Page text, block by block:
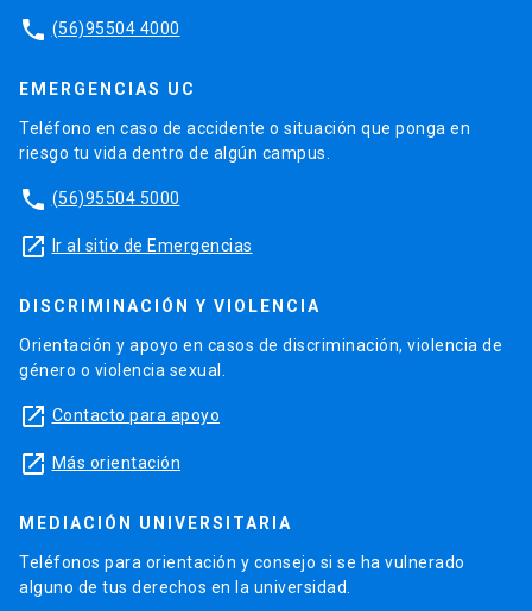
phone (56)95504 4000
EMERGENCIAS UC
Teléfono en caso de accidente o situación que ponga en
riesgo tu vida dentro de algún campus.
phone (56)95504 5000
launch Ir al sitio de Emergencias
DISCRIMINACIÓN Y VIOLENCIA
Orientación y apoyo en casos de discriminación, violencia de
género o violencia sexual.
launch Contacto para apoyo
launch Más orientación
MEDIACIÓN UNIVERSITARIA
Teléfonos para orientación y consejo si se ha vulnerado
alguno de tus derechos en la universidad.